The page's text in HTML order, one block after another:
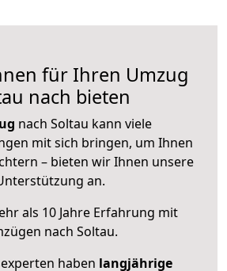
für Ihren Umzug
nach bieten
nach Soltau kann viele
mit sich bringen, um Ihnen
– bieten wir Ihnen unsere
an.
als 10 Jahre Erfahrung mit
nach Soltau.
haben langjährige